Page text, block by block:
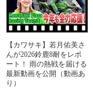
【カワサキ】若月佑美さ
んが2026鈴鹿8耐をレポ
ート！ 雨の熱戦を届ける
最新動画を公開（動画あ
り）